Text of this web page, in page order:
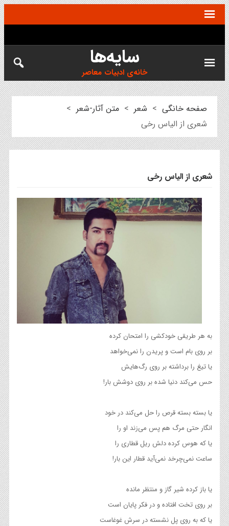
سایه‌ها
خانه‌ی ادبیات معاصر
صفحه خانگی > شعر > متن آثار-شعر >
شعری از الیاس رخی
شعری از الیاس رخی
به هر طریقی خودکشی را امتحان کرده
بر روی بام است و پریدن را نمی‌خواهد
یا تیغ را برداشته بر روی رگ‌هایش
حس می‌کند دنیا شده بر روی دوشش بار!
یا بسته بسته قرص را حل می‌کند در خود
انگار حتی مرگ هم پس می‌زند او را
یا که هوس کرده دلش ریل قطاری را
ساعت نمی‌چرخد نمی‌آید قطار این بار!
یا باز کرده شیر گاز و منتظر مانده
بر روی تخت افتاده و در فکر پایان است
یا که به روی پل نشسته در سرش غوغاست